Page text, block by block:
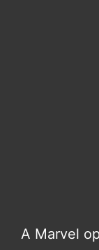
A Marvel